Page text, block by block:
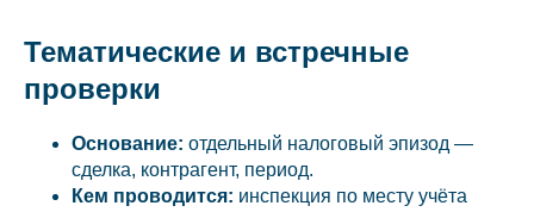
Тематические и встречные
проверки
Основание: отдельный налоговый эпизод —
сделка, контрагент, период.
Кем проводится: инспекция по месту учёта